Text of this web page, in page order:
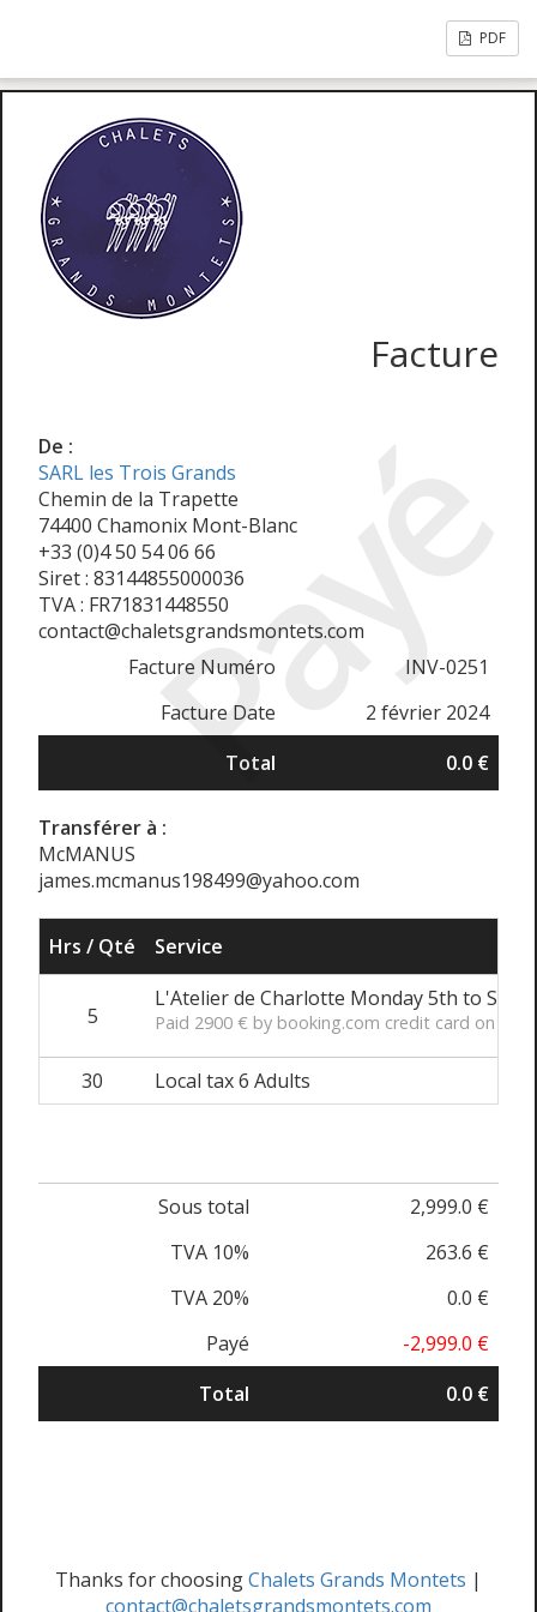
PDF
Payé
Facture
De :
SARL les Trois Grands
Chemin de la Trapette
74400 Chamonix Mont-Blanc
+33 (0)4 50 54 06 66
Siret : 83144855000036
TVA : FR71831448550
contact@chaletsgrandsmontets.com
Facture Numéro
INV-0251
Facture Date
2 février 2024
Total
0.0 €
Transférer à :
McMANUS
james.mcmanus198499@yahoo.com
Hrs / Qté Service
5
L'Atelier de Charlotte Monday 5th to
Paid 2900 € by booking.com credit card on the
30 Local tax 6 Adults
Sous total
2,999.0 €
TVA 10%
263.6 €
TVA 20%
0.0 €
Payé
-2,999.0 €
Total
0.0 €
Thanks for choosingChalets Grands Montets |
contact@chaletsgrandsmontets.com